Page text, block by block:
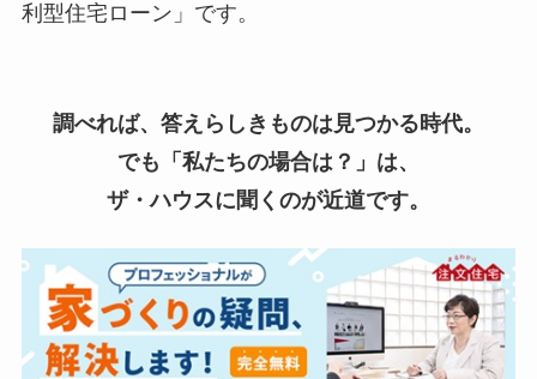
利型住宅ローン」です。
調べれば、答えらしきものは見つかる時代。
でも「私たちの場合は？」は、
ザ・ハウスに聞くのが近道です。